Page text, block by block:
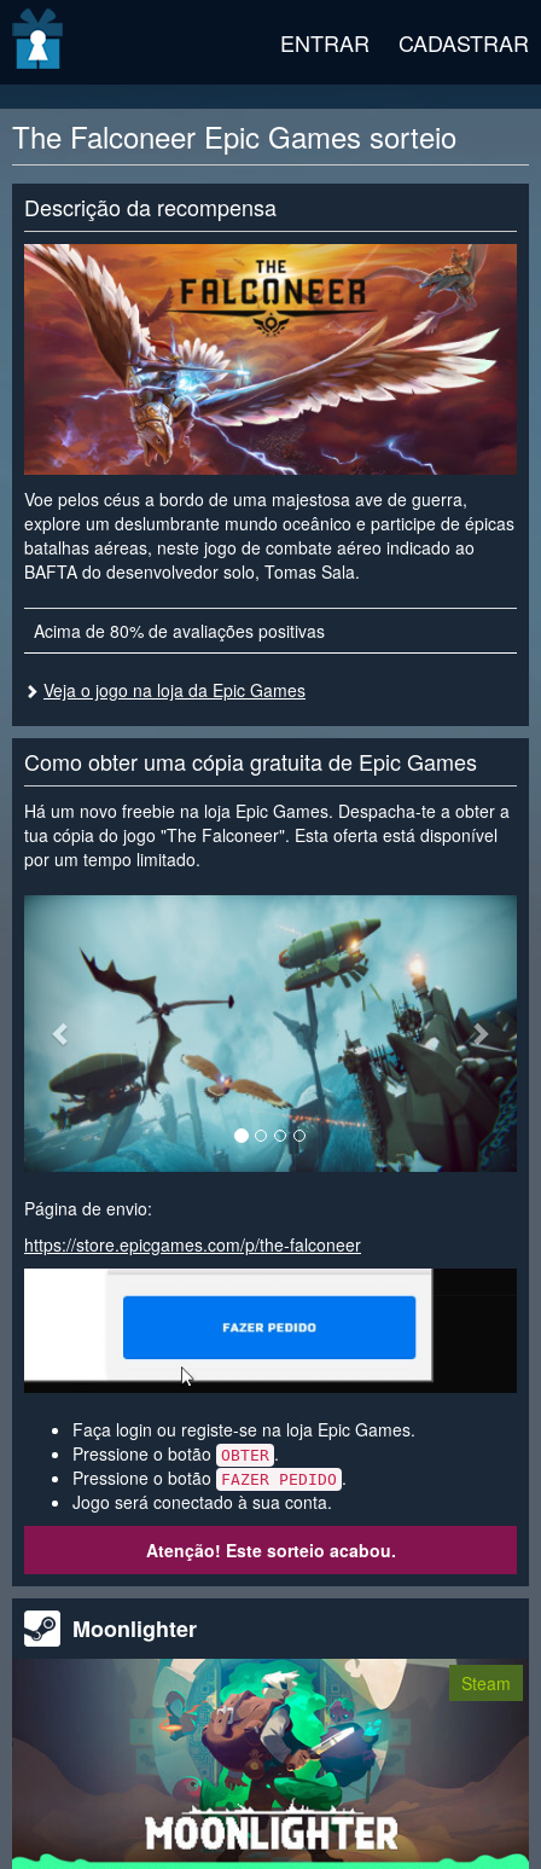
ENTRAR CADASTRAR
The Falconeer Epic Games sorteio
Descrição da recompensa
Voe pelos céus a bordo de uma majestosa ave de guerra,
explore um deslumbrante mundo oceânico e participe de épicas
batalhas aéreas, neste jogo de combate aéreo indicado ao
BAFTA do desenvolvedor solo, Tomas Sala.
Acima de 80% de avaliações positivas
Veja o jogo na loja da Epic Games
Como obter uma cópia gratuita de Epic Games
Há um novo freebie na loja Epic Games. Despacha-te a obter a
tua cópia do jogo "The Falconeer". Esta oferta está disponível
por um tempo limitado.
< >
Página de envio:
https://store.epicgames.com/p/the-falconeer
Faça login ou registe-se na loja Epic Games.
Pressione o botão OBTER .
Pressione o botão
FAZER PEDIDO .
Jogo será conectado à sua conta.
Atenção! Este sorteio acabou.
Moonlighter
Steam